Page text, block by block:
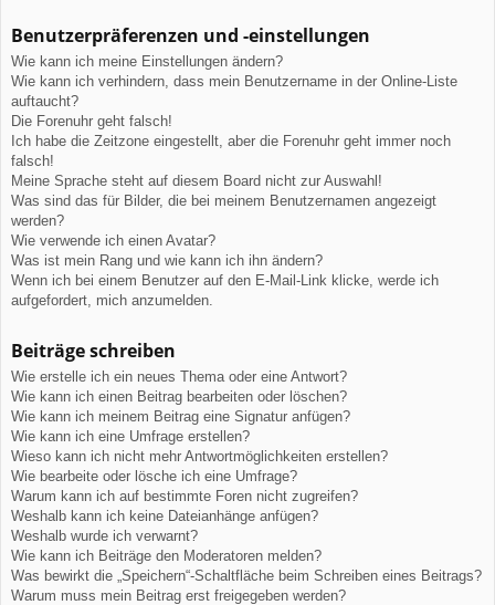
Benutzerpräferenzen und -einstellungen
Wie kann ich meine Einstellungen ändern?
Wie kann ich verhindern, dass mein Benutzername in der Online-Liste
auftaucht?
Die Forenuhr geht falsch!
Ich habe die Zeitzone eingestellt, aber die Forenuhr geht immer noch
falsch!
Meine Sprache steht auf diesem Board nicht zur Auswahl!
Was sind das für Bilder, die bei meinem Benutzernamen angezeigt
werden?
Wie verwende ich einen Avatar?
Was ist mein Rang und wie kann ich ihn ändern?
Wenn ich bei einem Benutzer auf den E-Mail-Link klicke, werde ich
aufgefordert, mich anzumelden.
Beiträge schreiben
Wie erstelle ich ein neues Thema oder eine Antwort?
Wie kann ich einen Beitrag bearbeiten oder löschen?
Wie kann ich meinem Beitrag eine Signatur anfügen?
Wie kann ich eine Umfrage erstellen?
Wieso kann ich nicht mehr Antwortmöglichkeiten erstellen?
Wie bearbeite oder lösche ich eine Umfrage?
Warum kann ich auf bestimmte Foren nicht zugreifen?
Weshalb kann ich keine Dateianhänge anfügen?
Weshalb wurde ich verwarnt?
Wie kann ich Beiträge den Moderatoren melden?
Was bewirkt die „Speichern“-Schaltfläche beim Schreiben eines Beitrags?
Warum muss mein Beitrag erst freigegeben werden?